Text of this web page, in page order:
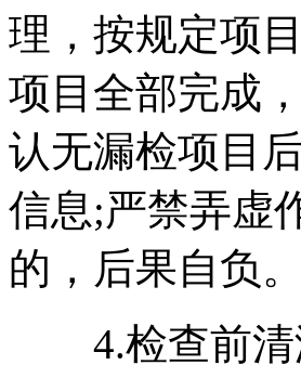
理，按规定项
项目全部完成
认无漏检项目
信息;严禁弄虚
的，后果自负。
4.检查前清